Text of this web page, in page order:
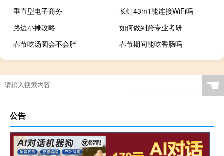
垂直型电子商务
长虹43m1能连接WiFi吗
路边小摊攻略
如何做到跨专业考研
春节吃汤圆会不会胖
春节期间能吃香肠吗
☚
公告